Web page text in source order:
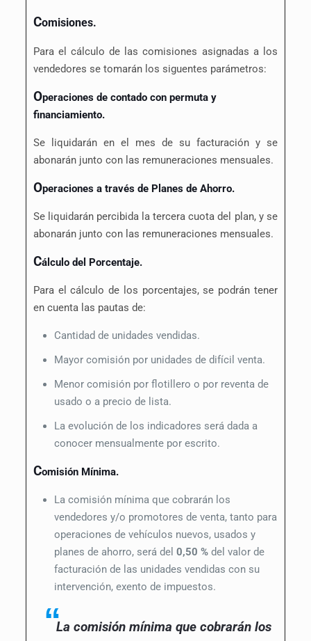
Comisiones.
Para el cálculo de las comisiones asignadas a los
vendedores se tomarán los siguentes parámetros:
Operaciones de contado con permuta y
financiamiento.
Se liquidarán en el mes de su facturación y se
abonarán junto con las remuneraciones mensuales.
Operaciones a través de Planes de Ahorro.
Se liquidarán percibida la tercera cuota del plan, y se
abonarán junto con las remuneraciones mensuales.
Cálculo del Porcentaje.
Para el cálculo de los porcentajes, se podrán tener
en cuenta las pautas de:
Cantidad de unidades vendidas.
Mayor comisión por unidades de difícil venta.
Menor comisión por flotillero o por reventa de
usado o a precio de lista.
La evolución de los indicadores será dada a
conocer mensualmente por escrito.
Comisión Mínima.
La comisión mínima que cobrarán los
vendedores y/o promotores de venta, tanto para
operaciones de vehículos nuevos, usados y
planes de ahorro, será del 0,50 %del valor de
facturación de las unidades vendidas con su
intervención, exento de impuestos.
La comisión mínima que cobrarán los